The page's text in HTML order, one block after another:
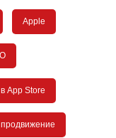
Apple
App Store
продвижение